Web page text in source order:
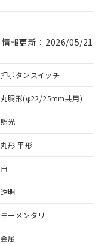
情報更新：2026/05/21
押ボタンスイッチ
丸胴形(φ22/25mm共用)
照光
丸形 平形
白
透明
モーメンタリ
金属